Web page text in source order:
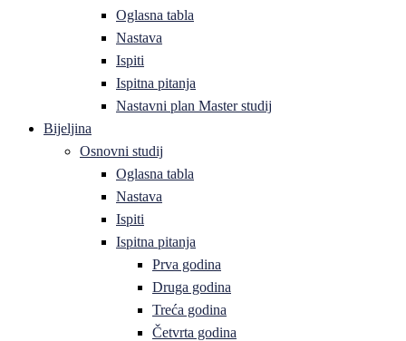
Oglasna tabla
Nastava
Ispiti
Ispitna pitanja
Nastavni plan Master studij
Bijeljina
Osnovni studij
Oglasna tabla
Nastava
Ispiti
Ispitna pitanja
Prva godina
Druga godina
Treća godina
Četvrta godina